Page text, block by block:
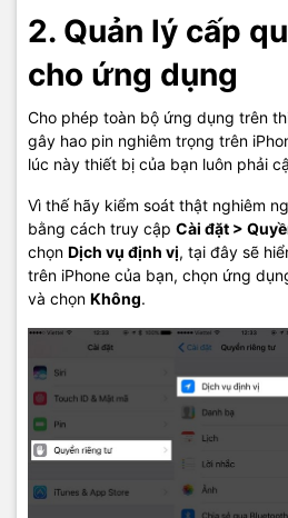
2. Quản lý cấp
cho ứng dụng
Cho phép toàn bộ ứng dụng trên
gây hao pin nghiêm trọng trên
lúc này thiết bị của bạn luôn phải
Vì thế hãy kiểm soát thật nghiêm
bằng cách truy cập Cài đặt >
chọn Dịch vụ định vị, tại đây sẽ
trên iPhone của bạn, chọn ứng
và chọn Không.